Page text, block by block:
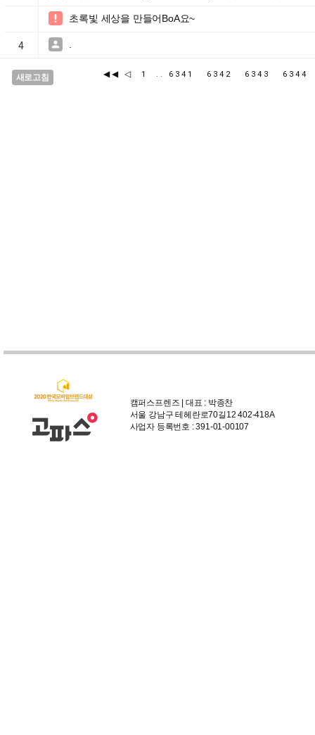
 초록빛 세상을 만들어BoA요~
4 
새로고침 ◀◀ ◁ 1 .. 6341 6342 6343
캠퍼스프렌즈 | 대표 : 박종찬
서울 강남구 테헤란로70길12 402-418A
사업자 등록번호 : 391-01-00107